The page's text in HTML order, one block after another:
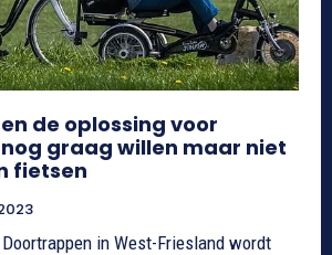
de oplossing voor
graag willen maar niet
fietsen
in West-Friesland wordt